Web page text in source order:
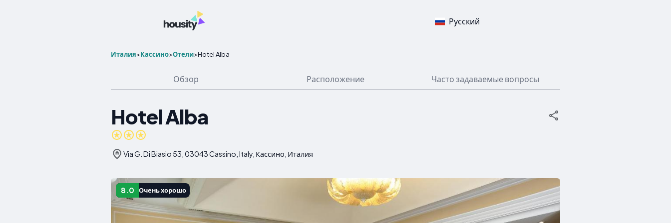
Русский
Италия>Кассино>Отели>Hotel Alba
Обзор Расположение Часто задаваемые вопросы
Hotel Alba
Via G. Di Biasio 53, 03043 Cassino, Italy, Кассино, Италия
8.0 Очень хорошо